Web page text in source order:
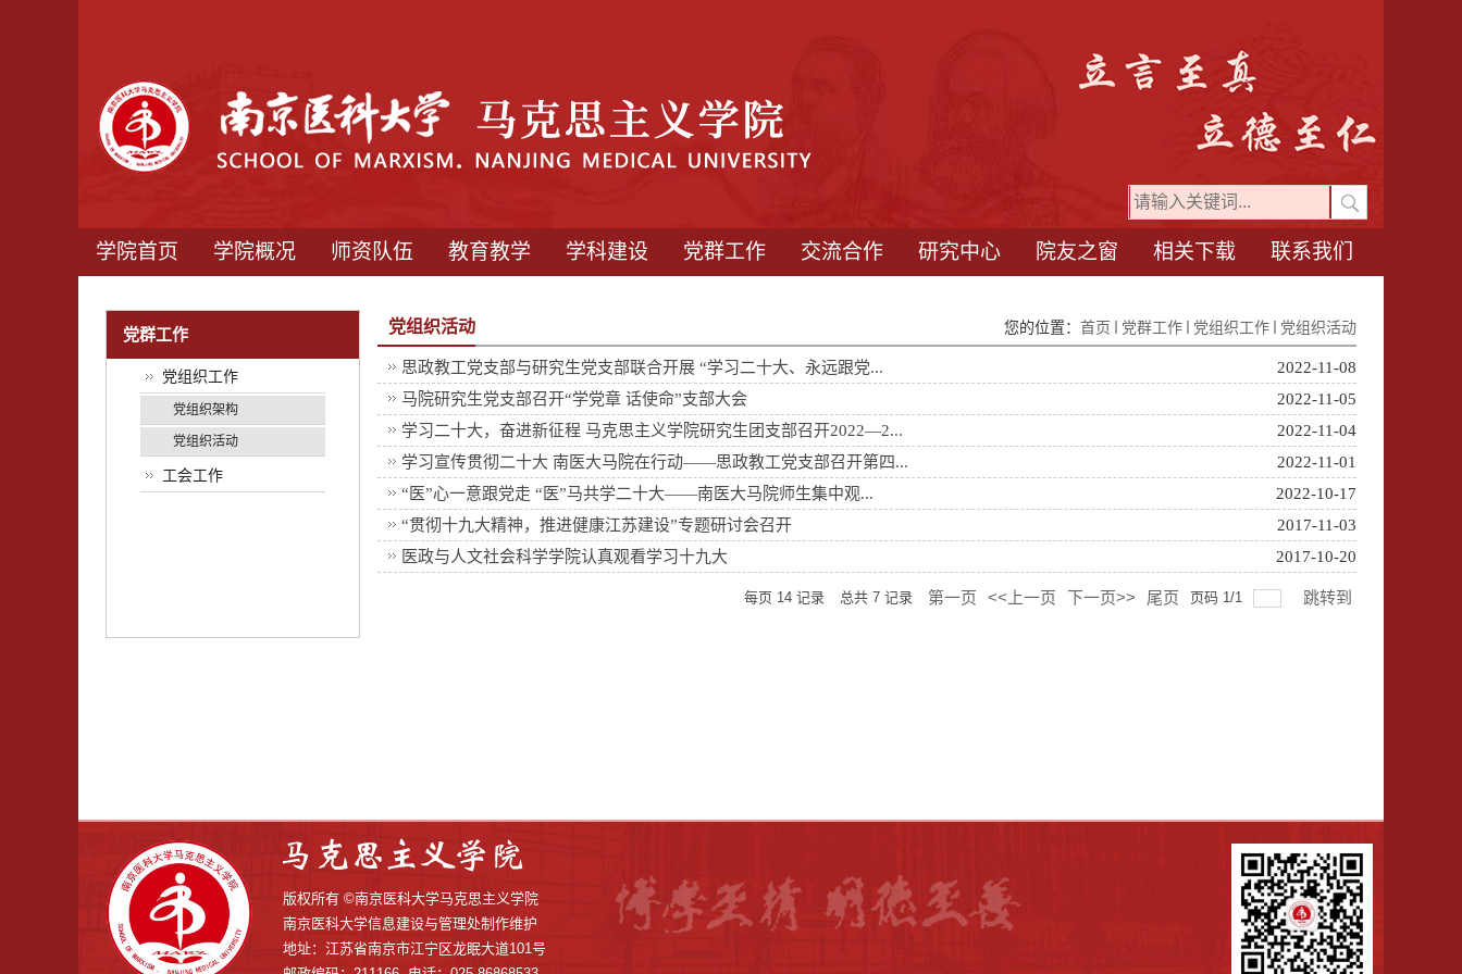
学院首页 学院概况 师资队伍 教育教学 学科建设 党群工作 交流合作 研究中心 院友之窗 相关下载 联系我们
党群工作
党组织工作
党组织架构
党组织活动
工会工作
党组织活动 您的位置： 首页 党群工作 党组织工作 党组织活动
思政教工党支部与研究生党支部联合开展 “学习二十大、永远跟党...
2022-11-08
马院研究生党支部召开“学党章 话使命”支部大会
2022-11-05
学习二十大，奋进新征程 马克思主义学院研究生团支部召开2022—2...
2022-11-04
学习宣传贯彻二十大 南医大马院在行动——思政教工党支部召开第四...
2022-11-01
“医”心一意跟党走 “医”马共学二十大——南医大马院师生集中观...
2022-10-17
“贯彻十九大精神，推进健康江苏建设”专题研讨会召开
2017-11-03
医政与人文社会科学学院认真观看学习十九大
2017-10-20
每页 14 记录 总共 7 记录 第一页 <<上一页 下一页>> 尾页 页码 1/1 跳转到
版权所有 ©南京医科大学马克思主义学院
南京医科大学信息建设与管理处制作维护
地址：江苏省南京市江宁区龙眠大道101号